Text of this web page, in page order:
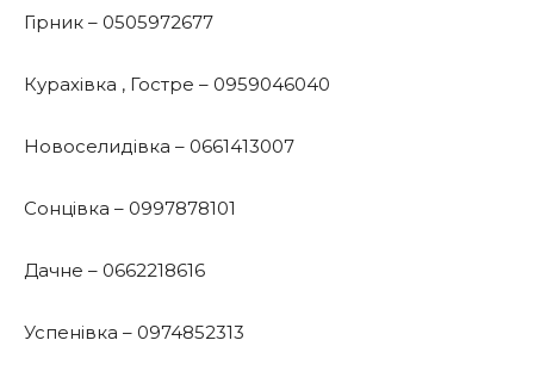
Гірник – 0505972677
Курахівка , Гостре – 0959046040
Новоселидівка – 0661413007
Сонцівка – 0997878101
Дачне – 0662218616
Успенівка – 0974852313